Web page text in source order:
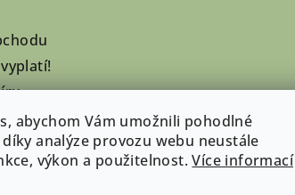
abychom Vám umožnili pohodlné
analýze provozu webu neustále
výkon a použitelnost.Více informací